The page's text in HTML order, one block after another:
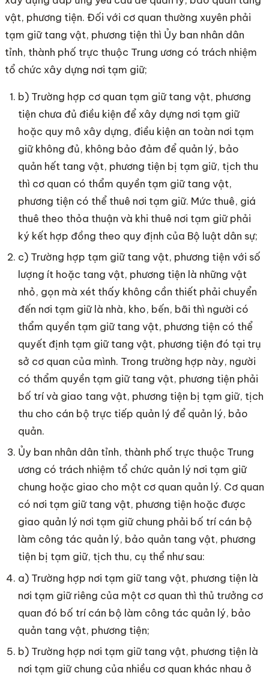
vật, phương tiện. Đối với cơ quan thường xuyên phải
tạm giữ tang vật, phương tiện thì Ủy ban nhân dân
tỉnh, thành phố trực thuộc Trung ương có trách nhiệm
tổ chức xây dựng nơi tạm giữ;
b) Trường hợp cơ quan tạm giữ tang vật, phương
tiện chưa đủ điều kiện để xây dựng nơi tạm giữ
hoặc quy mô xây dựng, điều kiện an toàn nơi tạm
giữ không đủ, không bảo đảm để quản lý, bảo
quản hết tang vật, phương tiện bị tạm giữ, tịch thu
thì cơ quan có thẩm quyền tạm giữ tang vật,
phương tiện có thể thuê nơi tạm giữ. Mức thuê, giá
thuê theo thỏa thuận và khi thuê nơi tạm giữ phải
ký kết hợp đồng theo quy định của Bộ luật dân sự;
c) Trường hợp tạm giữ tang vật, phương tiện với số
lượng ít hoặc tang vật, phương tiện là những vật
nhỏ, gọn mà xét thấy không cần thiết phải chuyển
đến nơi tạm giữ là nhà, kho, bến, bãi thì người có
thẩm quyền tạm giữ tang vật, phương tiện có thể
quyết định tạm giữ tang vật, phương tiện đó tại trụ
sở cơ quan của mình. Trong trường hợp này, người
có thẩm quyền tạm giữ tang vật, phương tiện phải
bố trí và giao tang vật, phương tiện bị tạm giữ, tịch
thu cho cán bộ trực tiếp quản lý để quản lý, bảo
quản.
Ủy ban nhân dân tỉnh, thành phố trực thuộc Trung
ương có trách nhiệm tổ chức quản lý nơi tạm giữ
chung hoặc giao cho một cơ quan quản lý. Cơ quan
có nơi tạm giữ tang vật, phương tiện hoặc được
giao quản lý nơi tạm giữ chung phải bố trí cán bộ
làm công tác quản lý, bảo quản tang vật, phương
tiện bị tạm giữ, tịch thu, cụ thể như sau:
a) Trường hợp nơi tạm giữ tang vật, phương tiện là
nơi tạm giữ riêng của một cơ quan thì thủ trưởng cơ
quan đó bố trí cán bộ làm công tác quản lý, bảo
quản tang vật, phương tiện;
b) Trường hợp nơi tạm giữ tang vật, phương tiện là
nơi tạm giữ chung của nhiều cơ quan khác nhau ở